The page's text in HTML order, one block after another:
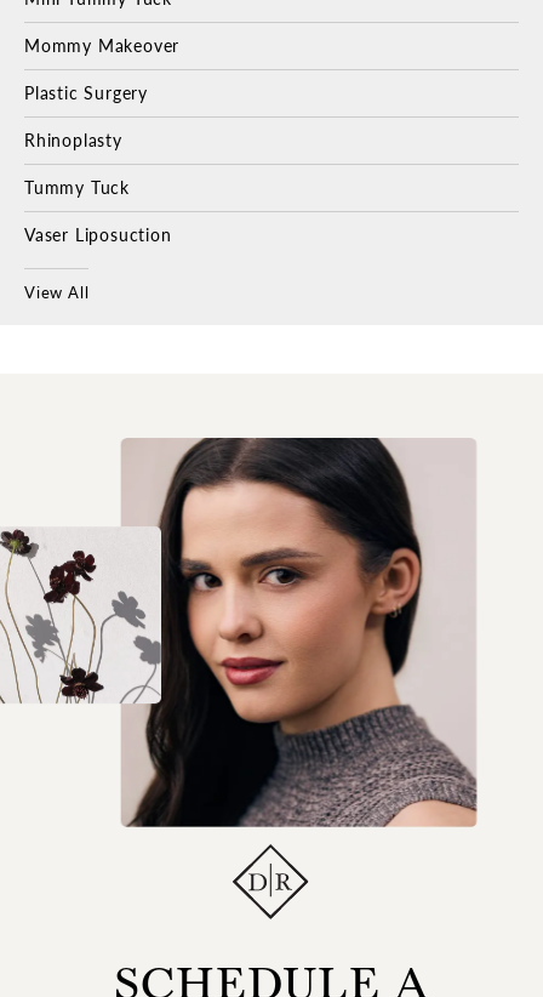
Mommy Makeover
Plastic Surgery
Rhinoplasty
Tummy Tuck
Vaser Liposuction
View All
SCHEDULE A